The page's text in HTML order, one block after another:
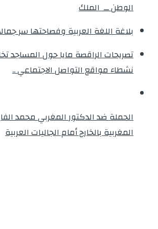
الوطن ــ الملك
بلاغة اللغة العربية وفصاحتها سر
تصريحات الراقصة مايا حول المساجد
نشطاء مواقع التواصل الاجتماعي ..
الحملة ضد الدكتور المغربي محمد
المغربية بالخارج أمام الجاليات العربية